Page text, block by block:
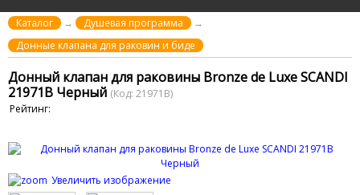
Каталог → Душевая программа
→
Донные клапана для раковин и биде
Донный клапан для раковины Bronze de Luxe SCANDI
21971B Черный (Код: 21971B)
Рейтинг:
Увеличить изображение